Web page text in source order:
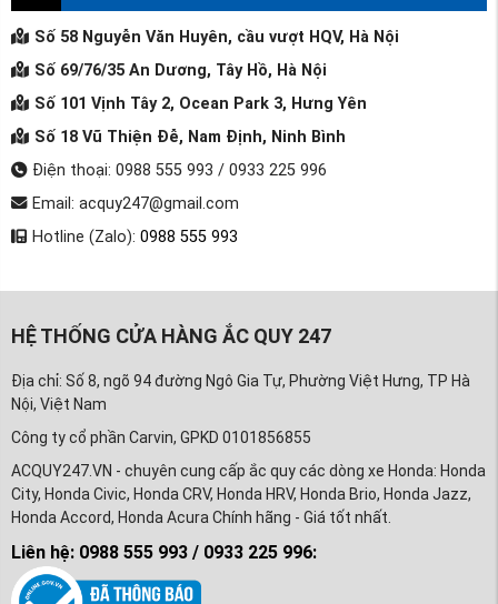
Số 58 Nguyễn Văn Huyên, cầu vượt HQV, Hà Nội
Số 69/76/35 An Dương, Tây Hồ, Hà Nội
Số 101 Vịnh Tây 2, Ocean Park 3, Hưng Yên
Số 18 Vũ Thiện Đễ, Nam Định, Ninh Bình
Điện thoại: 0988 555 993 / 0933 225 996
Email: acquy247@gmail.com
Hotline (Zalo): 0988 555 993
HỆ THỐNG CỬA HÀNG ẮC QUY 247
Địa chỉ: Số 8, ngõ 94 đường Ngô Gia Tự, Phường Việt Hưng, TP Hà
Nội, Việt Nam
Công ty cổ phần Carvin, GPKD 0101856855
ACQUY247.VN - chuyên cung cấp ắc quy các dòng xe Honda: Honda
City, Honda Civic, Honda CRV, Honda HRV, Honda Brio, Honda Jazz,
Honda Accord, Honda Acura Chính hãng - Giá tốt nhất.
Liên hệ: 0988 555 993 / 0933 225 996: